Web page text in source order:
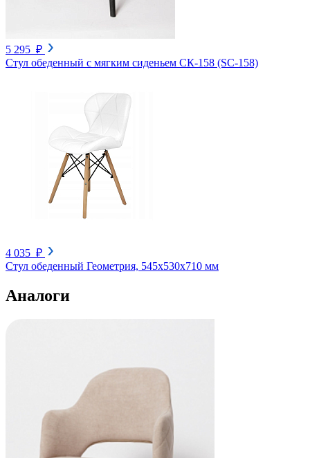
5 295 ₽
Стул обеденный с мягким сиденьем СК-158 (SC-158)
4 035 ₽
Стул обеденный Геометрия, 545х530х710 мм
Аналоги